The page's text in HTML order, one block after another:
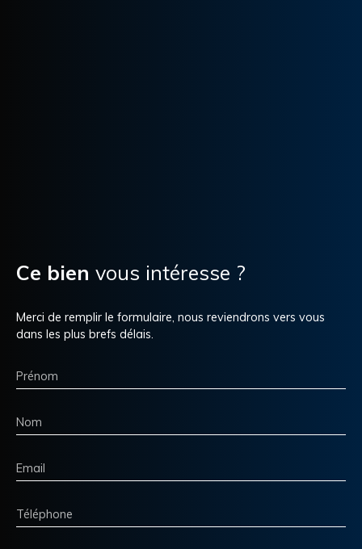
Ce bien vous intéresse ?
Merci de remplir le formulaire, nous reviendrons vers vous
dans les plus brefs délais.
Prénom
Nom
Email
Téléphone